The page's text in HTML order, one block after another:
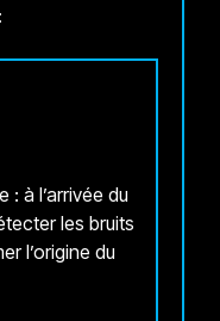
: à l’arrivée du
les bruits
l’origine du